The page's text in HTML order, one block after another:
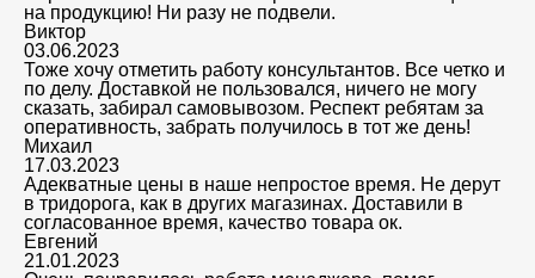
на продукцию! Ни разу не подвели.
Виктор
03.06.2023
Тоже хочу отметить работу консультантов. Все четко и
по делу. Доставкой не пользовался, ничего не могу
сказать, забирал самовывозом. Респект ребятам за
оперативность, забрать получилось в тот же день!
Михаил
17.03.2023
Адекватные цены в наше непростое время. Не дерут
в тридорога, как в других магазинах. Доставили в
согласованное время, качество товара ок.
Евгений
21.01.2023